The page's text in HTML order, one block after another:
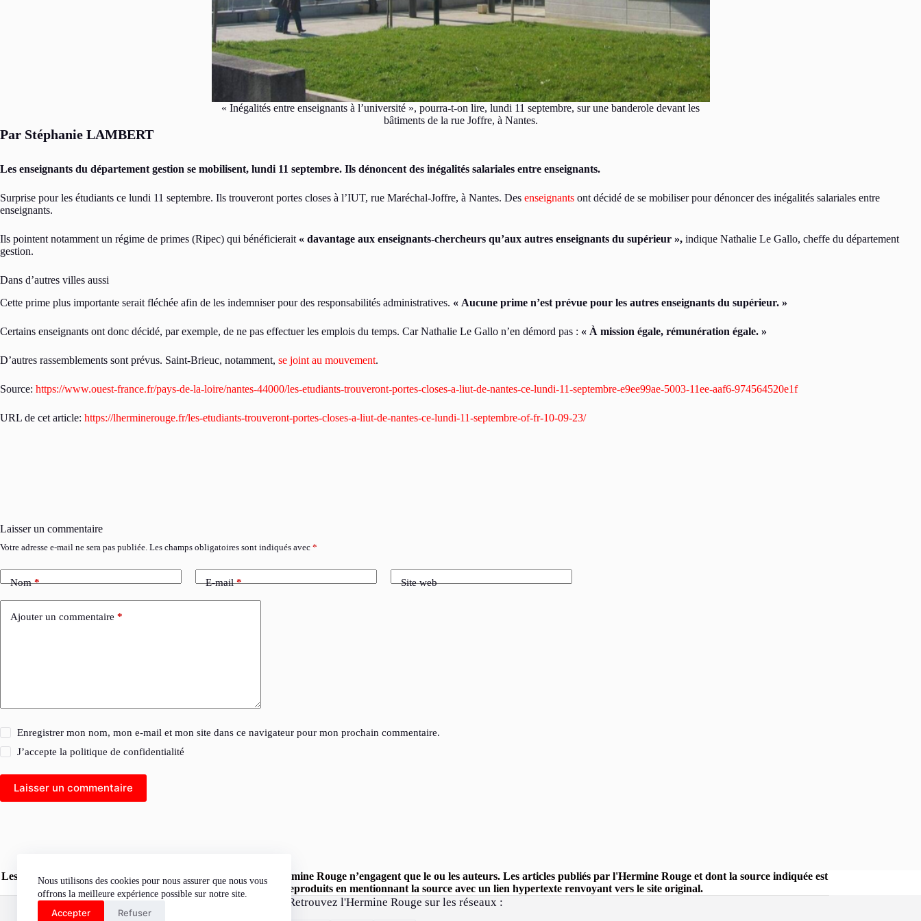
Nous utilisons des cookies pour nous assurer que nous vous
offrons la meilleure expérience possible sur notre site.
Accepter Refuser
« Inégalités entre enseignants à l’université », pourra-t-on lire, lundi 11 septembre, sur une banderole devant les
bâtiments de la rue Joffre, à Nantes.
Par Stéphanie LAMBERT
Les enseignants du département gestion se mobilisent, lundi 11 septembre. Ils dénoncent des inégalités salariales entre enseignants.
Surprise pour les étudiants ce lundi 11 septembre. Ils trouveront portes closes à l’IUT, rue Maréchal-Joffre, à Nantes. Des enseignants ont décidé de se mobiliser pour dénoncer des inégalités salariales entre
enseignants.
Ils pointent notamment un régime de primes (Ripec) qui bénéficierait « davantage aux enseignants-chercheurs qu’aux autres enseignants du supérieur », indique Nathalie Le Gallo, cheffe du département
gestion.
Dans d’autres villes aussi
Cette prime plus importante serait fléchée afin de les indemniser pour des responsabilités administratives. « Aucune prime n’est prévue pour les autres enseignants du supérieur. »
Certains enseignants ont donc décidé, par exemple, de ne pas effectuer les emplois du temps. Car Nathalie Le Gallo n’en démord pas : « À mission égale, rémunération égale. »
D’autres rassemblements sont prévus. Saint-Brieuc, notamment, se joint au mouvement.
Source: https://www.ouest-france.fr/pays-de-la-loire/nantes-44000/les-etudiants-trouveront-portes-closes-a-liut-de-nantes-ce-lundi-11-septembre-e9ee99ae-5003-11ee-aaf6-974564520e1f
URL de cet article: https://lherminerouge.fr/les-etudiants-trouveront-portes-closes-a-liut-de-nantes-ce-lundi-11-septembre-of-fr-10-09-23/
Laisser un commentaire
Votre adresse e-mail ne sera pas publiée. Les champs obligatoires sont indiqués avec *
Nom* E-mail* Site web
Ajouter un commentaire *
Enregistrer mon nom, mon e-mail et mon site dans ce navigateur pour mon prochain commentaire.
J’accepte lapolitique de confidentialité
Laisser un commentaire
Les opinions exprimées dans les articles publiés sur le site l'Hermine Rouge n’engagent que le ou les auteurs. Les articles publiés par l'Hermine Rouge et dont la source indiquée est
« l'Hermine Rouge » peuvent être reproduits en mentionnant la source avec un lien hypertexte renvoyant vers le site original.
Retrouvez l'Hermine Rouge sur les réseaux :